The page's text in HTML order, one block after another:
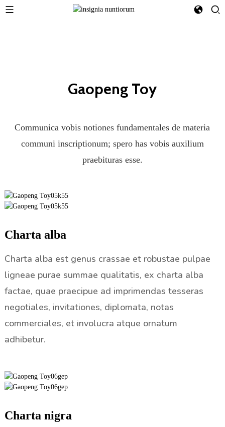
Gaopeng Toy
Communica vobis notiones fundamentales de materia
communi inscriptionum; spero has vobis auxilium
praebituras esse.
Charta alba
Charta alba est genus crassae et robustae pulpae
ligneae purae summae qualitatis, ex charta alba
factae, quae praecipue ad imprimendas tesseras
negotiales, invitationes, diplomata, notas
commerciales, et involucra atque ornatum
adhibetur.
Charta nigra